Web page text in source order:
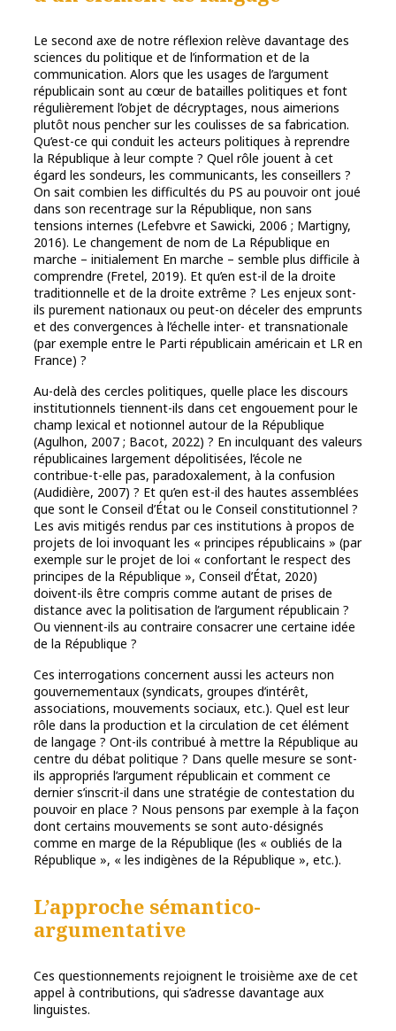
Le second axe de notre réflexion relève davantage des
sciences du politique et de l’information et de la
communication. Alors que les usages de l’argument
républicain sont au cœur de batailles politiques et font
régulièrement l’objet de décryptages, nous aimerions
plutôt nous pencher sur les coulisses de sa fabrication.
Qu’est-ce qui conduit les acteurs politiques à reprendre
la République à leur compte ? Quel rôle jouent à cet
égard les sondeurs, les communicants, les conseillers ?
On sait combien les difficultés du PS au pouvoir ont joué
dans son recentrage sur la République, non sans
tensions internes (Lefebvre et Sawicki, 2006 ; Martigny,
2016). Le changement de nom de La République en
marche – initialement En marche – semble plus difficile à
comprendre (Fretel, 2019). Et qu’en est-il de la droite
traditionnelle et de la droite extrême ? Les enjeux sont-
ils purement nationaux ou peut-on déceler des emprunts
et des convergences à l’échelle inter- et transnationale
(par exemple entre le Parti républicain américain et LR en
France) ?
Au-delà des cercles politiques, quelle place les discours
institutionnels tiennent-ils dans cet engouement pour le
champ lexical et notionnel autour de la République
(Agulhon, 2007 ; Bacot, 2022) ? En inculquant des valeurs
républicaines largement dépolitisées, l’école ne
contribue-t-elle pas, paradoxalement, à la confusion
(Audidière, 2007) ? Et qu’en est-il des hautes assemblées
que sont le Conseil d’État ou le Conseil constitutionnel ?
Les avis mitigés rendus par ces institutions à propos de
projets de loi invoquant les « principes républicains » (par
exemple sur le projet de loi « confortant le respect des
principes de la République », Conseil d’État, 2020)
doivent-ils être compris comme autant de prises de
distance avec la politisation de l’argument républicain ?
Ou viennent-ils au contraire consacrer une certaine idée
de la République ?
Ces interrogations concernent aussi les acteurs non
gouvernementaux (syndicats, groupes d’intérêt,
associations, mouvements sociaux, etc.). Quel est leur
rôle dans la production et la circulation de cet élément
de langage ? Ont-ils contribué à mettre la République au
centre du débat politique ? Dans quelle mesure se sont-
ils appropriés l’argument républicain et comment ce
dernier s’inscrit-il dans une stratégie de contestation du
pouvoir en place ? Nous pensons par exemple à la façon
dont certains mouvements se sont auto-désignés
comme en marge de la République (les « oubliés de la
République », « les indigènes de la République », etc.).
L’approche sémantico-
argumentative
Ces questionnements rejoignent le troisième axe de cet
appel à contributions, qui s’adresse davantage aux
linguistes.